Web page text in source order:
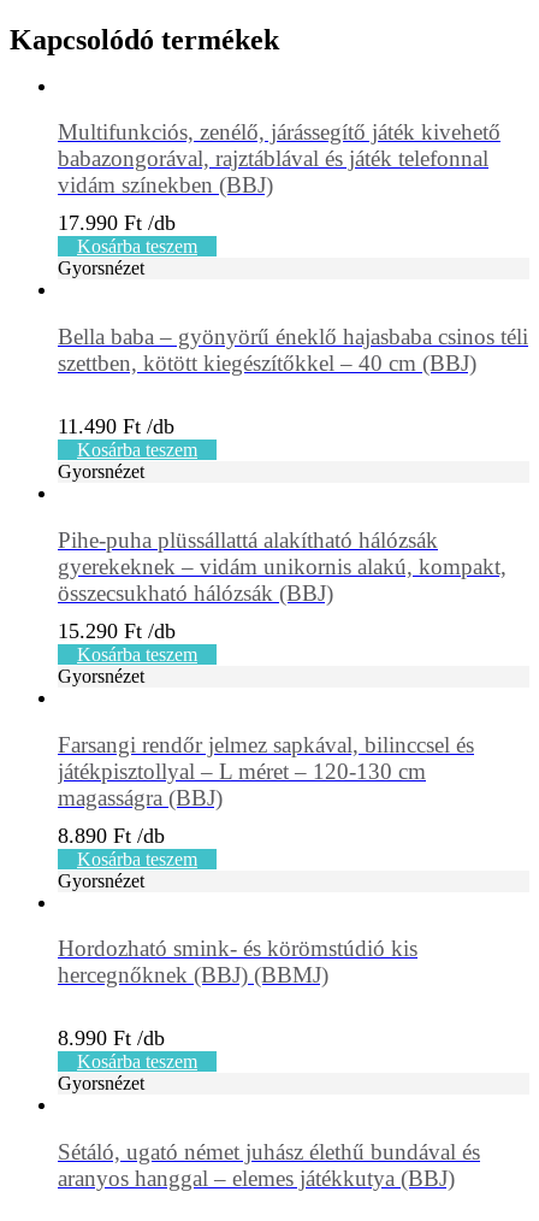
Kapcsolódó termékek
Multifunkciós, zenélő, járássegítő játék kivehető
babazongorával, rajztáblával és játék telefonnal
vidám színekben (BBJ)
17.990 Ft
Kosárba teszem
Gyorsnézet
Bella baba – gyönyörű éneklő hajasbaba csinos téli
szettben, kötött kiegészítőkkel – 40 cm (BBJ)
11.490 Ft
Kosárba teszem
Gyorsnézet
Pihe-puha plüssállattá alakítható hálózsák
gyerekeknek – vidám unikornis alakú, kompakt,
összecsukható hálózsák (BBJ)
15.290 Ft
Kosárba teszem
Gyorsnézet
Farsangi rendőr jelmez sapkával, bilinccsel és
játékpisztollyal – L méret – 120-130 cm
magasságra (BBJ)
8.890 Ft
Kosárba teszem
Gyorsnézet
Hordozható smink- és körömstúdió kis
hercegnőknek (BBJ) (BBMJ)
8.990 Ft
Kosárba teszem
Gyorsnézet
Sétáló, ugató német juhász élethű bundával és
aranyos hanggal – elemes játékkutya (BBJ)